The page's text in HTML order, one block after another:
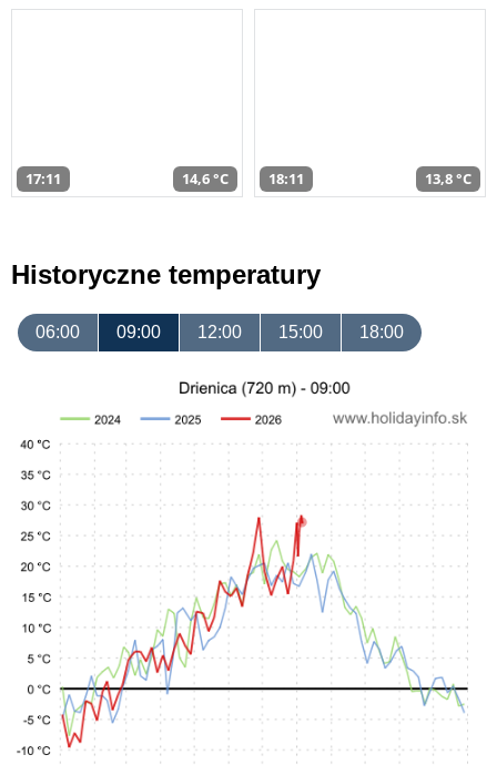
17:11 14,6 °C 18:11 13,8 °C
Historyczne temperatury
06:00 09:00 12:00 15:00 18:00